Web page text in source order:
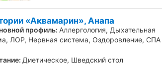
«Аквамарин», Анапа
профиль: Аллергология, Дыхательная
ЛОР, Нервная система, Оздоровление, СПА
Диетическое, Шведский стол